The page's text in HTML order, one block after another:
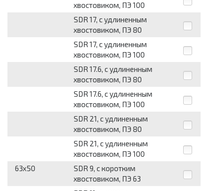
хвостовиком, ПЭ 100
SDR 17, с удлиненным
хвостовиком, ПЭ 80
SDR 17, с удлиненным
хвостовиком, ПЭ 100
SDR 17.6, с удлиненным
хвостовиком, ПЭ 80
SDR 17.6, с удлиненным
хвостовиком, ПЭ 100
SDR 21, с удлиненным
хвостовиком, ПЭ 80
SDR 21, с удлиненным
хвостовиком, ПЭ 100
63x50
SDR 9, с коротким
хвостовиком, ПЭ 63